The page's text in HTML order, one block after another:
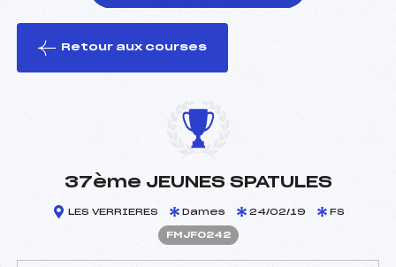
le ski
Retour aux courses
37ème JEUNES SPATULES
LES VERRIERES Dames 24/02/19 FS
FMJF0242